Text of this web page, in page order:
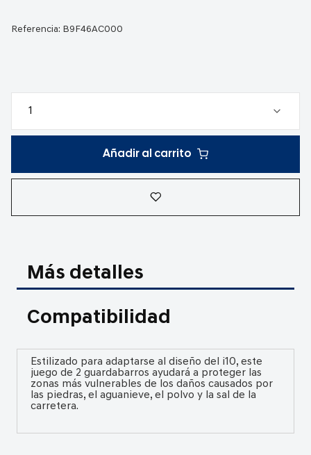
Referencia: B9F46AC000
Añadir al carrito
Más detalles
Compatibilidad
Estilizado para adaptarse al diseño del i10, este
juego de 2 guardabarros ayudará a proteger las
zonas más vulnerables de los daños causados por
las piedras, el aguanieve, el polvo y la sal de la
carretera.